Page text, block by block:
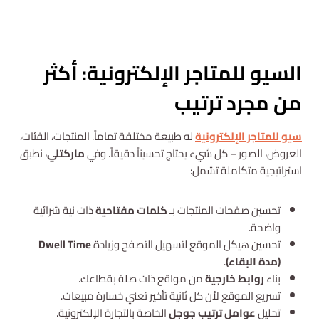
السيو للمتاجر الإلكترونية: أكثر
من مجرد ترتيب
سيو للمتاجر الإلكترونيةله طبيعة مختلفة تماماً. المنتجات، الفئات،
العروض، الصور – كل شيء يحتاج تحسيناً دقيقاً. وفيماركتلي، نطبق
استراتيجية متكاملة تشمل:
تحسين صفحات المنتجات بـكلمات مفتاحيةذات نية شرائية
واضحة.
تحسين هيكل الموقع لتسهيل التصفح وزيادةDwell Time
(مدة البقاء).
بناءروابط خارجيةمن مواقع ذات صلة بقطاعك.
تسريع الموقع لأن كل ثانية تأخير تعني خسارة مبيعات.
تحليلعوامل ترتيب جوجلالخاصة بالتجارة الإلكترونية.